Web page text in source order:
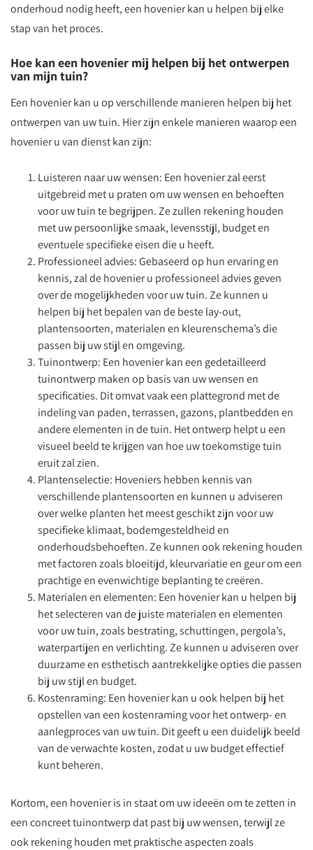
onderhoud nodig heeft, een hovenier kan u helpen bij elke
stap van het proces.
Hoe kan een hovenier mij helpen bij het ontwerpen
van mijn tuin?
Een hovenier kan u op verschillende manieren helpen bij het
ontwerpen van uw tuin. Hier zijn enkele manieren waarop een
hovenier u van dienst kan zijn:
Luisteren naar uw wensen: Een hovenier zal eerst
uitgebreid met u praten om uw wensen en behoeften
voor uw tuin te begrijpen. Ze zullen rekening houden
met uw persoonlijke smaak, levensstijl, budget en
eventuele specifieke eisen die u heeft.
Professioneel advies: Gebaseerd op hun ervaring en
kennis, zal de hovenier u professioneel advies geven
over de mogelijkheden voor uw tuin. Ze kunnen u
helpen bij het bepalen van de beste lay-out,
plantensoorten, materialen en kleurenschema’s die
passen bij uw stijl en omgeving.
Tuinontwerp: Een hovenier kan een gedetailleerd
tuinontwerp maken op basis van uw wensen en
specificaties. Dit omvat vaak een plattegrond met de
indeling van paden, terrassen, gazons, plantbedden en
andere elementen in de tuin. Het ontwerp helpt u een
visueel beeld te krijgen van hoe uw toekomstige tuin
eruit zal zien.
Plantenselectie: Hoveniers hebben kennis van
verschillende plantensoorten en kunnen u adviseren
over welke planten het meest geschikt zijn voor uw
specifieke klimaat, bodemgesteldheid en
onderhoudsbehoeften. Ze kunnen ook rekening houden
met factoren zoals bloeitijd, kleurvariatie en geur om een
prachtige en evenwichtige beplanting te creëren.
Materialen en elementen: Een hovenier kan u helpen bij
het selecteren van de juiste materialen en elementen
voor uw tuin, zoals bestrating, schuttingen, pergola’s,
waterpartijen en verlichting. Ze kunnen u adviseren over
duurzame en esthetisch aantrekkelijke opties die passen
bij uw stijl en budget.
Kostenraming: Een hovenier kan u ook helpen bij het
opstellen van een kostenraming voor het ontwerp- en
aanlegproces van uw tuin. Dit geeft u een duidelijk beeld
van de verwachte kosten, zodat u uw budget effectief
kunt beheren.
Kortom, een hovenier is in staat om uw ideeën om te zetten in
een concreet tuinontwerp dat past bij uw wensen, terwijl ze
ook rekening houden met praktische aspecten zoals